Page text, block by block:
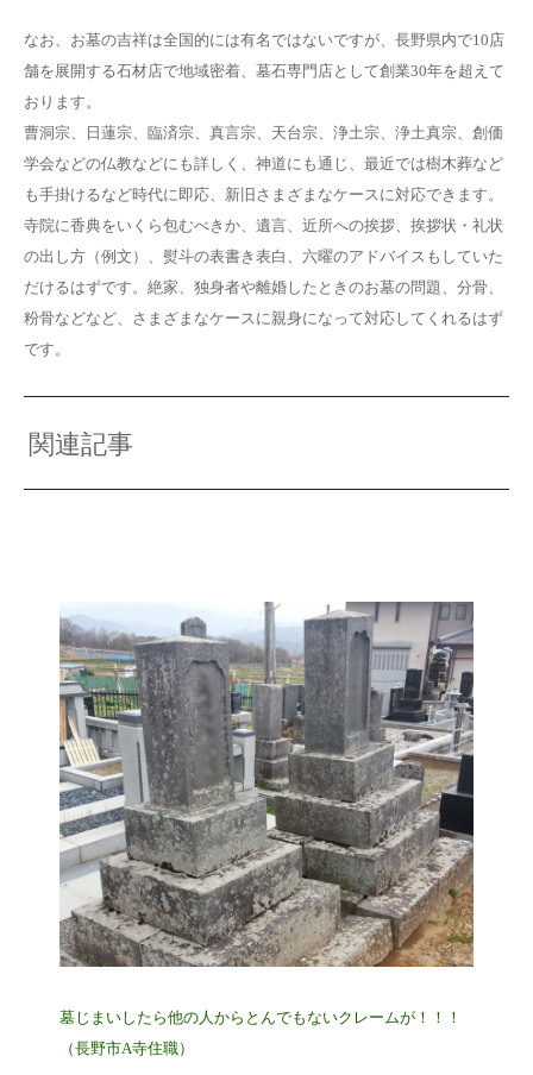
なお、お墓の吉祥は全国的には有名ではないですが、長野県内で10店
舗を展開する石材店で地域密着、墓石専門店として創業30年を超えて
おります。
曹洞宗、日蓮宗、臨済宗、真言宗、天台宗、浄土宗、浄土真宗、創価
学会などの仏教などにも詳しく、神道にも通じ、最近では樹木葬など
も手掛けるなど時代に即応、新旧さまざまなケースに対応できます。
寺院に香典をいくら包むべきか、遺言、近所への挨拶、挨拶状・礼状
の出し方（例文）、熨斗の表書き表白、六曜のアドバイスもしていた
だけるはずです。絶家、独身者や離婚したときのお墓の問題、分骨、
粉骨などなど、さまざまなケースに親身になって対応してくれるはず
です。
関連記事
墓じまいしたら他の人からとんでもないクレームが！！！
（長野市A寺住職）